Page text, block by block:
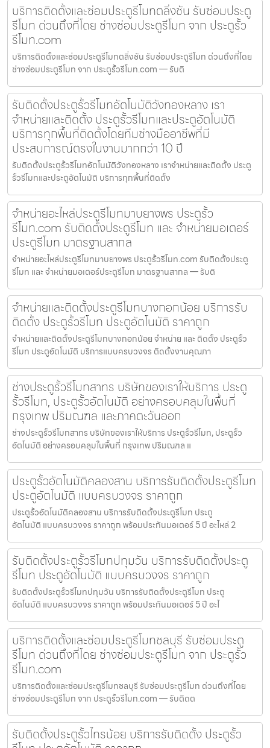
บริการติดตั้งและซ่อมประตูรีโมทตลิ่งชัน รับซ่อมประตู
รีโมท ด่วนถึงที่โดย ช่างซ่อมประตูรีโมท จาก ประตูรั้ว
รีโมท.com
บริการติดตั้งและซ่อมประตูรีโมทตลิ่งชัน รับซ่อมประตูรีโมท ด่วนถึงที่โดย
ช่างซ่อมประตูรีโมท จาก ประตูรั้วรีโมท.com — รับติ
รับติดตั้งประตูรั้วรีโมทอัตโนมัติวังทองหลาง เรา
จำหน่ายและติดตั้ง ประตูรั้วรีโมทและประตูอัตโนมัติ
บริการทุกพื้นที่ติดตั้งโดยทีมช่างมืออาชีพที่มี
ประสบการณ์ตรงในงานมากกว่า 10 ปี
รับติดตั้งประตูรั้วรีโมทอัตโนมัติวังทองหลาง เราจำหน่ายและติดตั้ง ประตู
รั้วรีโมทและประตูอัตโนมัติ บริการทุกพื้นที่ติดตั้ง
จำหน่ายอะไหล่ประตูรีโมทมาบยางพร ประตูรั้ว
รีโมท.com รับติดตั้งประตูรีโมท และ จำหน่ายมอเตอร์
ประตูรีโมท มาตรฐานสากล
จำหน่ายอะไหล่ประตูรีโมทมาบยางพร ประตูรั้วรีโมท.com รับติดตั้งประตู
รีโมท และ จำหน่ายมอเตอร์ประตูรีโมท มาตรฐานสากล — รับติ
จำหน่ายและติดตั้งประตูรีโมทบางกอกน้อย บริการรับ
ติดตั้ง ประตูรั้วรีโมท ประตูอัตโนมัติ ราคาถูก
จำหน่ายและติดตั้งประตูรีโมทบางกอกน้อย จำหน่าย และ ติดตั้ง ประตูรั้ว
รีโมท ประตูอัตโนมัติ บริการแบบครบวงจร ติดตั้งงานคุณภา
ช่างประตูรั้วรีโมทสาทร บริษัทของเราให้บริการ ประตู
รั้วรีโมท, ประตูรั้วอัตโนมัติ อย่างครอบคลุมในพื้นที่
กรุงเทพ ปริมณฑล และภาคตะวันออก
ช่างประตูรั้วรีโมทสาทร บริษัทของเราให้บริการ ประตูรั้วรีโมท, ประตูรั้ว
อัตโนมัติ อย่างครอบคลุมในพื้นที่ กรุงเทพ ปริมณฑล แ
ประตูรั้วอัตโนมัติคลองสาน บริการรับติดตั้งประตูรีโมท
ประตูอัตโนมัติ แบบครบวงจร ราคาถูก
ประตูรั้วอัตโนมัติคลองสาน บริการรับติดตั้งประตูรีโมท ประตู
อัตโนมัติ แบบครบวงจร ราคาถูก พร้อมประกันมอเตอร์ 5 ปี อะไหล่ 2
รับติดตั้งประตูรั้วรีโมทปทุมวัน บริการรับติดตั้งประตู
รีโมท ประตูอัตโนมัติ แบบครบวงจร ราคาถูก
รับติดตั้งประตูรั้วรีโมทปทุมวัน บริการรับติดตั้งประตูรีโมท ประตู
อัตโนมัติ แบบครบวงจร ราคาถูก พร้อมประกันมอเตอร์ 5 ปี อะไ
บริการติดตั้งและซ่อมประตูรีโมทชลบุรี รับซ่อมประตู
รีโมท ด่วนถึงที่โดย ช่างซ่อมประตูรีโมท จาก ประตูรั้ว
รีโมท.com
บริการติดตั้งและซ่อมประตูรีโมทชลบุรี รับซ่อมประตูรีโมท ด่วนถึงที่โดย
ช่างซ่อมประตูรีโมท จาก ประตูรั้วรีโมท.com — รับติดต
รับติดตั้งประตูรั้วไทรน้อย บริการรับติดตั้ง ประตูรั้ว